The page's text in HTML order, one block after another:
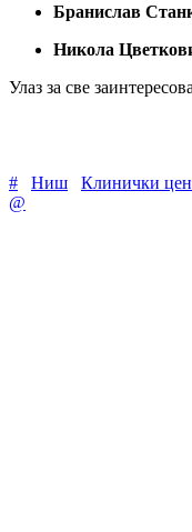
Бранислав
Никола
Улаз за све
# Ниш Клинички
@